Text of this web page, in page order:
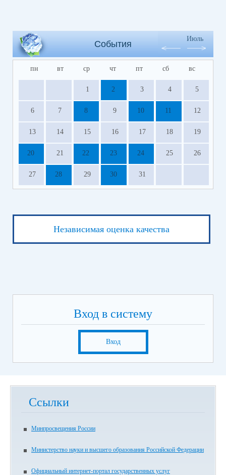
События
Июль
пн вт ср чт пт сб вс
1 2 3 4 5
6 7 8 9 10 11 12
13 14 15 16 17 18 19
20 21 22 23 24 25 26
27 28 29 30 31
Независимая оценка качества
Вход в систему
Вход
Ссылки
Минпросвещения России
Министерство науки и высшего образования Российской Федерации
Официальный интернет-портал государственных услуг